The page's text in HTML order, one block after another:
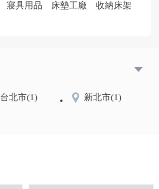
寢具用品 床墊工廠
收納床架
台北市(1) 新北市(1)